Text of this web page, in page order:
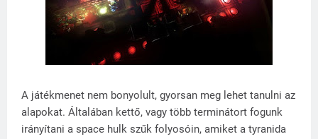
A játékmenet nem bonyolult, gyorsan meg lehet tanulni az
alapokat. Általában kettő, vagy több terminátort fogunk
irányítani a space hulk szűk folyosóin, amiket a tyranida